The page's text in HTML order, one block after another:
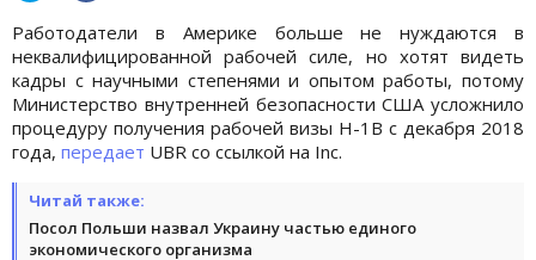
Работодатели в Америке больше не нуждаются в
неквалифицированной рабочей силе, но хотят видеть
кадры с научными степенями и опытом работы, потому
Министерство внутренней безопасности США усложнило
процедуру получения рабочей визы Н-1В с декабря 2018
года, передает UBR со ссылкой на Inс.
Читай также:
Посол Польши назвал Украину частью единого
экономического организма